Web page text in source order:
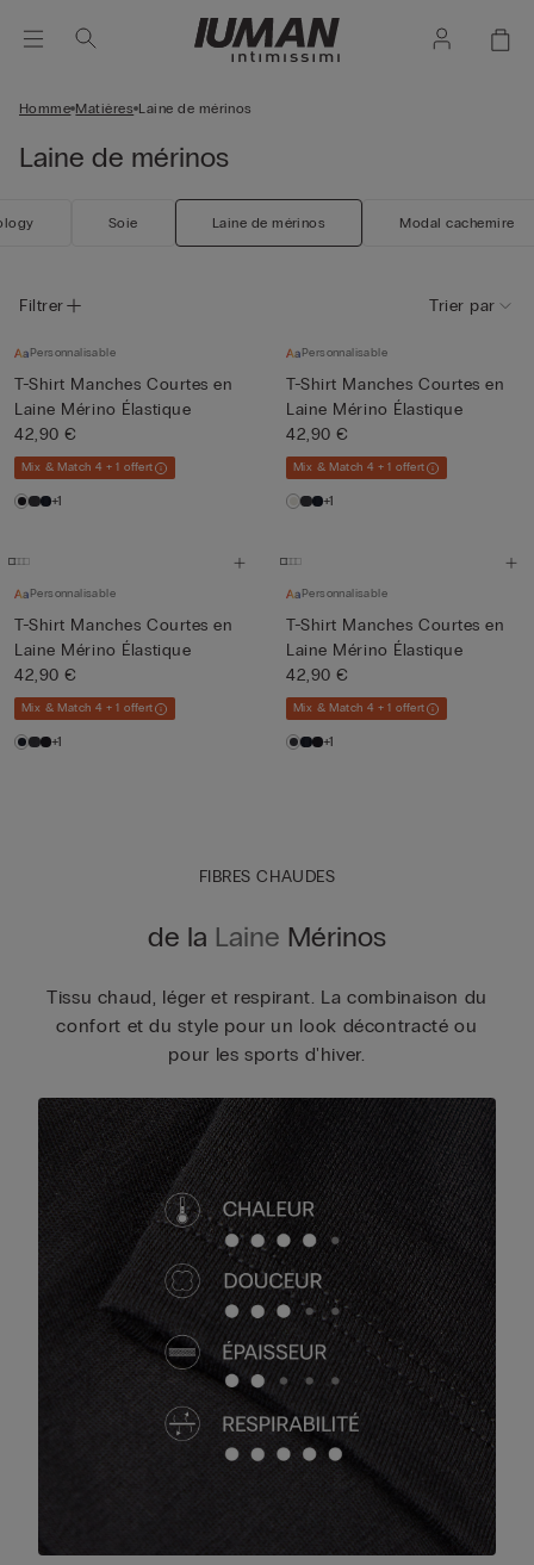
Homme Matières Laine de mérinos
Laine de mérinos
Soie Laine de mérinos Modal cachemire
Filtrer Trier par
Personnalisable
T-Shirt Manches Courtes en
Laine Mérino Élastique
42,90 €
Mix & Match 4 + 1 offert
+1
Personnalisable
T-Shirt Manches Courtes en
Laine Mérino Élastique
42,90 €
Mix & Match 4 + 1 offert
+1
Personnalisable
T-Shirt Manches Courtes en
Laine Mérino Élastique
42,90 €
Mix & Match 4 + 1 offert
+1
Personnalisable
T-Shirt Manches Courtes en
Laine Mérino Élastique
42,90 €
Mix & Match 4 + 1 offert
+1
FIBRES CHAUDES
de la Laine Mérinos
Tissu chaud, léger et respirant. La combinaison du
confort et du style pour un look décontracté ou
pour les sports d'hiver.